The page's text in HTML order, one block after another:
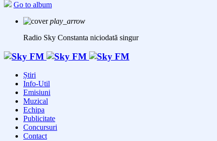
Go to album
play_arrow
Radio Sky Constanta niciodată singur
Știri
Info-Util
Emisiuni
Muzical
Echipa
Publicitate
Concursuri
Contact